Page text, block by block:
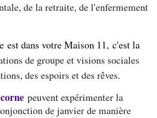
de la retraite, de l'enfermement
est dans votre Maison 11, c'est la
de groupe et visions sociales
des espoirs et des rêves.
peuvent expérimenter la
de janvier de manière